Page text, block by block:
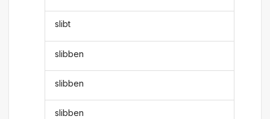
slibt
slibben
slibben
slibben